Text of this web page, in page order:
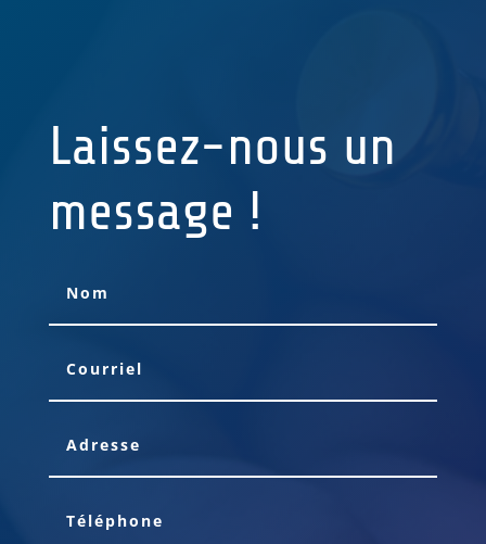
Laissez-nous un
message !